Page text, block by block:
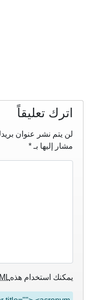
اترك تعليقاً
لن يتم نشر عنوان
مشار إليها بـ *
يمكنك استخدام هذه